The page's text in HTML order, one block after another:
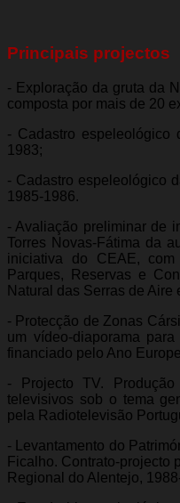
Principais projectos
- Exploração da gruta da
composta por mais de 20
- Cadastro espeleológico
1983;
- Cadastro espeleológico
1985-1986.
- Avaliação preliminar de
Torres Novas-Fátima da
iniciativa do CEAE,
Parques, Reservas e
Natural das Serras de
- Protecção de Zonas
um vídeo-diaporama
financiado pelo Ano
- Projecto TV.
televisivos sob o tema
pela Radiotelevisão
- Levantamento do
Ficalho. Contrato-projecto
Regional do Alentejo,